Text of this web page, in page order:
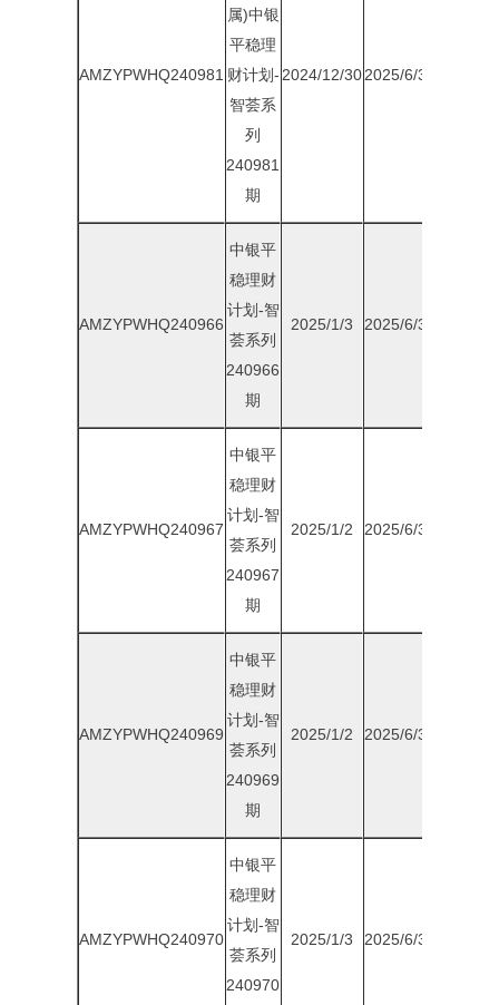
AMZYPWHQ240981
属)中银
平稳理
财计划-
智荟系
列
240981
期
2024/12/302025/6/30
AMZYPWHQ240966
中银平
稳理财
计划-智
荟系列
240966
期
2025/1/3 2025/6/30
AMZYPWHQ240967
中银平
稳理财
计划-智
荟系列
240967
期
2025/1/2 2025/6/30
AMZYPWHQ240969
中银平
稳理财
计划-智
荟系列
240969
期
2025/1/2 2025/6/30
AMZYPWHQ240970
中银平
稳理财
计划-智
荟系列
240970
2025/1/3 2025/6/30